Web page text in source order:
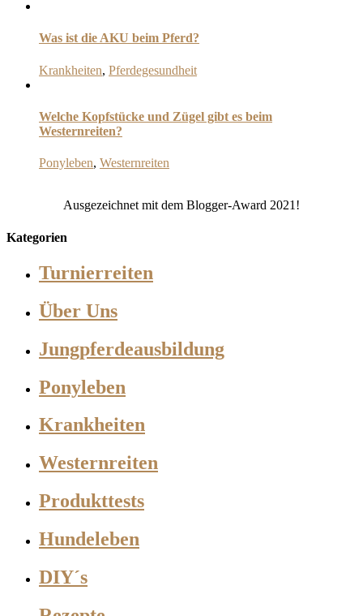
Was ist die AKU beim Pferd?
Krankheiten, Pferdegesundheit
Welche Kopfstücke und Zügel gibt es beim
Westernreiten?
Ponyleben, Westernreiten
Ausgezeichnet mit dem Blogger-Award 2021!
Kategorien
Turnierreiten
Über Uns
Jungpferdeausbildung
Ponyleben
Krankheiten
Westernreiten
Produkttests
Hundeleben
DIY´s